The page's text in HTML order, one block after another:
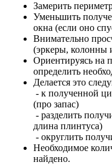
Замерить
Уменьшить
окна (если оно
Внимательно
(эркеры, колонны
Ориентируясь на
определить
Делается это
- к полученной
(про запас)
- разделить
длина плинтуса)
- округлить
Необходимое
найдено.